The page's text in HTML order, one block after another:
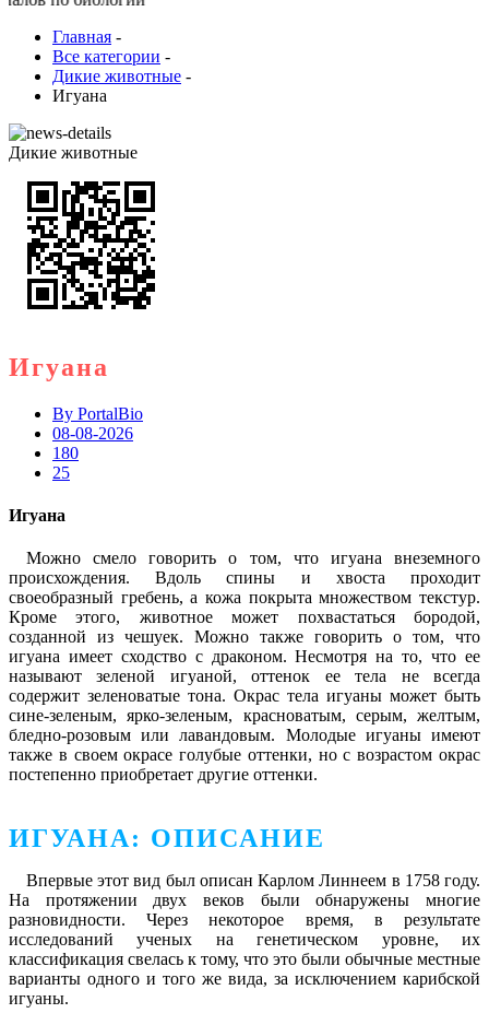
Главная -
Все категории -
Дикие животные -
Игуана
Дикие животные
Игуана
By PortalBio
08-08-2026
180
25
Игуана
Можно смело говорить о том, что игуана внеземного
происхождения. Вдоль спины и хвоста проходит
своеобразный гребень, а кожа покрыта множеством текстур.
Кроме этого, животное может похвастаться бородой,
созданной из чешуек. Можно также говорить о том, что
игуана имеет сходство с драконом. Несмотря на то, что ее
называют зеленой игуаной, оттенок ее тела не всегда
содержит зеленоватые тона. Окрас тела игуаны может быть
сине-зеленым, ярко-зеленым, красноватым, серым, желтым,
бледно-розовым или лавандовым. Молодые игуаны имеют
также в своем окрасе голубые оттенки, но с возрастом окрас
постепенно приобретает другие оттенки.
ИГУАНА: ОПИСАНИЕ
Впервые этот вид был описан Карлом Линнеем в 1758 году.
На протяжении двух веков были обнаружены многие
разновидности. Через некоторое время, в результате
исследований ученых на генетическом уровне, их
классификация свелась к тому, что это были обычные местные
варианты одного и того же вида, за исключением карибской
игуаны.